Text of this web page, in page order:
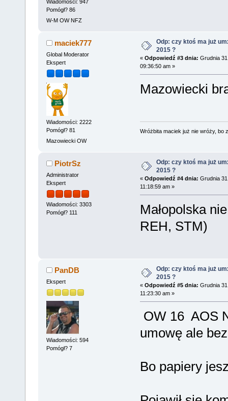
Wiadomości: 947
Pomógł? 86
W-M OW NFZ
maciek777
Global Moderator
Ekspert
Wiadomości: 2222
Pomógł? 81
Mazowiecki OW
Odp: czy ktoś ma już
2015 ?
« Odpowiedź #3 dnia: Grudnia
09:36:50 am »
Mazowiecki
Wróżbita maciek już nie wróży, bo
PiotrSz
Administrator
Ekspert
Wiadomości: 3303
Pomógł? 111
Odp: czy ktoś ma już
2015 ?
« Odpowiedź #4 dnia: Grudnia
11:18:59 am »
Małopolska
REH, STM)
PanDB
Ekspert
Wiadomości: 594
Pomógł? 7
Odp: czy ktoś ma już
2015 ?
« Odpowiedź #5 dnia: Grudnia
11:23:30 am »
OW 16 AOS
umowę ale
Bo papiery